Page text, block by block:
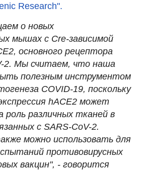
Research".
о новых
мышах с Cre-зависимой
основного рецептора
2. Мы считаем, что наша
полезным инструментом
COVID-19, поскольку
hACE2 может
роль различных тканей в
с SARS-CoV-2.
можно использовать для
противовирусных
вакцин", - говорится